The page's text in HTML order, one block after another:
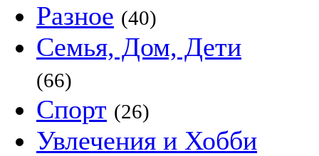
Разное (40)
Семья, Дом, Дети
(66)
Спорт (26)
Увлечения и Хобби